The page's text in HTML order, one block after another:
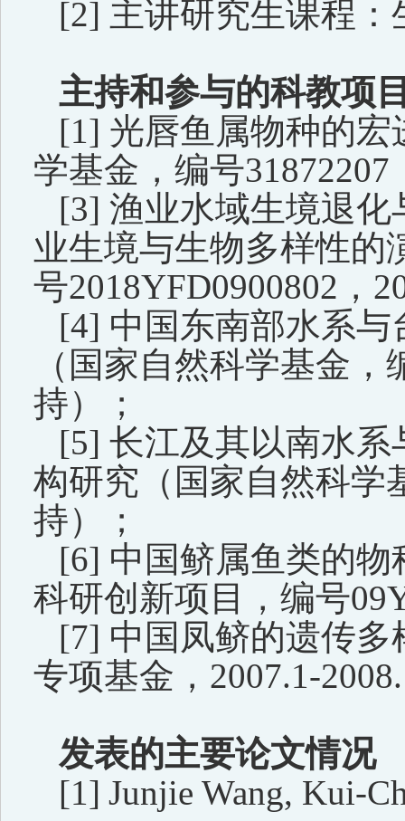
[2] 主讲研究生课程：
主持和参与的科教项
[1] 光唇鱼属物种的宏
学基金，编号31872207
[3] 渔业水域生境退
业生境与生物多样性的
号2018YFD0900802 ，
[4] 中国东南部水系
（国家自然科学基金，
持）；
[5] 长江及其以南水
构研究（国家自然科学
持）；
[6] 中国鲚属鱼类的
科研创新项目，编号
[7] 中国凤鲚的遗传
专项基金， 2007.1-
发表的主要论文情况
[1] Junjie Wang, Kui-